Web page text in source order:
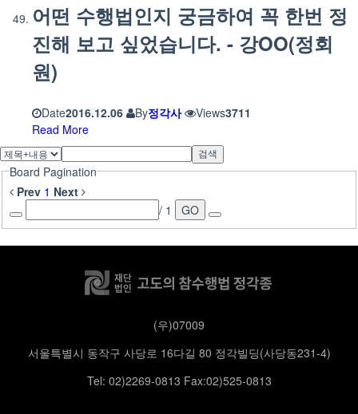
어떤 수행법인지 궁금하여 꼭 한번 정
진해 보고 싶었습니다. - 강OO(정회
원)
Date2016.12.06 By정각사 Views3711
Read More
검색
Board Pagination
Prev 1 Next
/ 1
GO
(우)07009
서울특별시 동작구 사당로 16다길 80 정각빌딩(사당동231-4)
Tel: 02)2269-0813 Fax:02)525-0813